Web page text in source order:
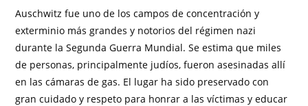
Auschwitz fue uno de los campos de concentración y
exterminio más grandes y notorios del régimen nazi
durante la Segunda Guerra Mundial. Se estima que miles
de personas, principalmente judíos, fueron asesinadas allí
en las cámaras de gas. El lugar ha sido preservado con
gran cuidado y respeto para honrar a las víctimas y educar